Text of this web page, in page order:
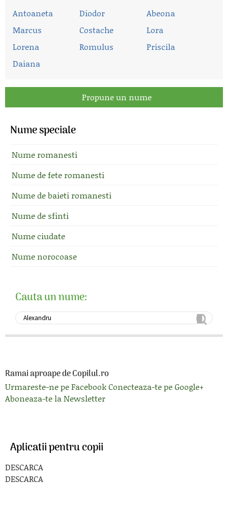
Antoaneta Diodor
Abeona
Marcus
Costache
Lora
Lorena
Romulus
Priscila
Daiana
Propune un nume
Nume speciale
Nume romanesti
Nume de fete romanesti
Nume de baieti romanesti
Nume de sfinti
Nume ciudate
Nume norocoase
Cauta un nume:
Ramai aproape de Copilul.ro
Urmareste-ne pe FacebookConecteaza-te pe Google+
Aboneaza-te la Newsletter
Aplicatii pentru copii
DESCARCA
DESCARCA